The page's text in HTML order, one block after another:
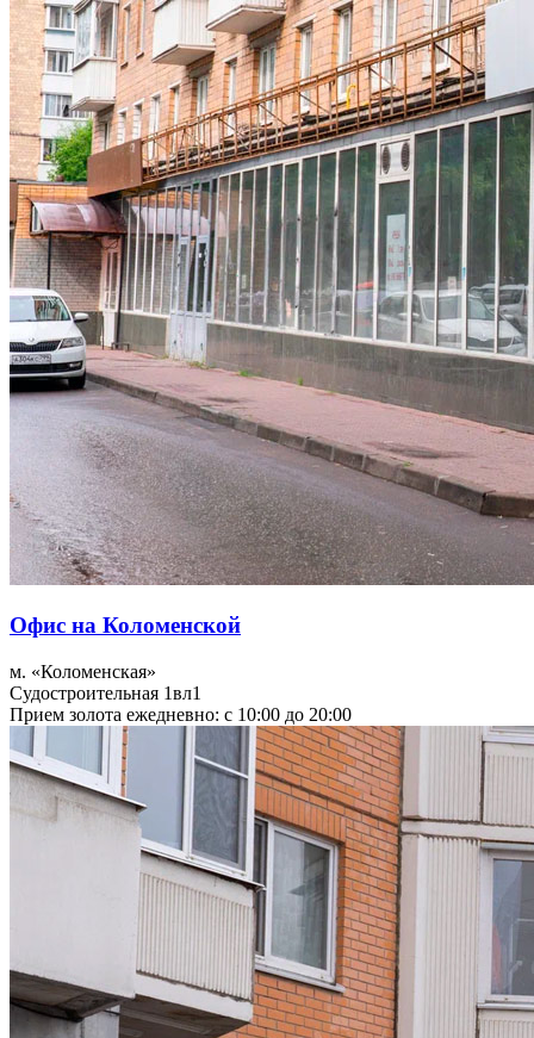
Офис на Коломенской
м. «Коломенская»
Судостроительная 1вл1
Прием золота ежедневно: с 10:00 до 20:00